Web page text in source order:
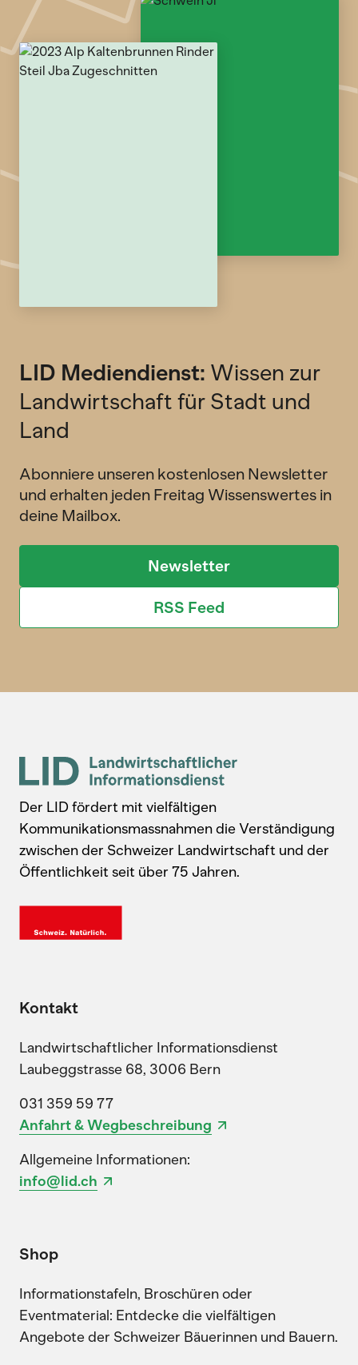
LID Mediendienst: Wissen zur
Landwirtschaft für Stadt und
Land
Abonniere unseren kostenlosen Newsletter
und erhalten jeden Freitag Wissenswertes in
deine Mailbox.
Newsletter
RSS Feed
Der LID fördert mit vielfältigen
Kommunikationsmassnahmen die Verständigung
zwischen der Schweizer Landwirtschaft und der
Öffentlichkeit seit über 75 Jahren.
Kontakt
Landwirtschaftlicher Informationsdienst
Laubeggstrasse 68, 3006 Bern
031 359 59 77
Anfahrt & Wegbeschreibung
Allgemeine Informationen:
info@lid.ch
Shop
Informationstafeln, Broschüren oder
Eventmaterial: Entdecke die vielfältigen
Angebote der Schweizer Bäuerinnen und Bauern.